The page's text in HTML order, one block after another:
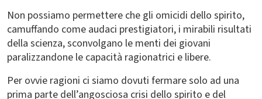
Non possiamo permettere che gli omicidi dello spirito,
camuffando come audaci prestigiatori, i mirabili risultati
della scienza, sconvolgano le menti dei giovani
paralizzandone le capacità ragionatrici e libere.
Per ovvie ragioni ci siamo dovuti fermare solo ad una
prima parte dell’angosciosa crisi dello spirito e del